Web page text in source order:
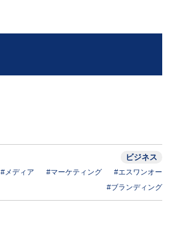
ビジネス
#メディア #マーケティング
#エスワンオー
#ブランディング